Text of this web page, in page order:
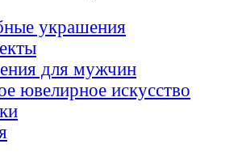
украшения
для мужчин
ювелирное искусство